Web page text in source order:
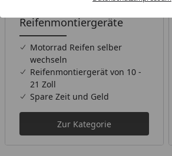
Reifenmontiergeräte
Motorrad Reifen selber
wechseln
Reifenmontiergerät von 10 -
21 Zoll
Spare Zeit und Geld
Zur Kategorie